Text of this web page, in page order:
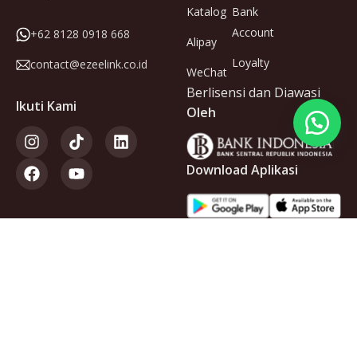
+62 8128 0918 668
contact@ezeelink.co.id
Ikuti Kami
Katalog
Alipay
WeChat
Bank
Account
Loyalty
Berlisensi dan Diawasi
Oleh
Download Aplikasi